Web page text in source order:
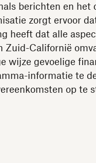
berichten en het
zorgt ervoor
heeft dat alle
Zuid-Californië
wijze gevoelige
informatie te
op te